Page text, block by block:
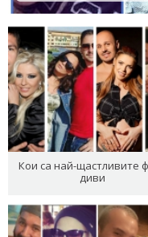
Кои са най-щастливите
диви